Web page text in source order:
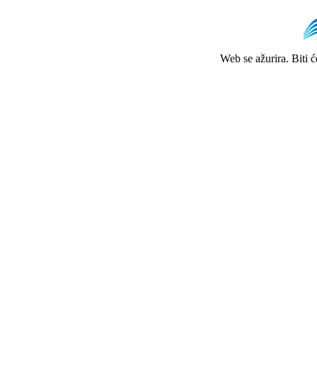
Web se ažurira. Biti